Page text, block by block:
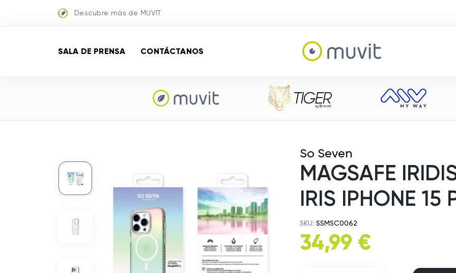
Descubre más de MUVIT
SALA DE PRENSA CONTÁCTANOS
So Seven
MAGSAFE
IRIS IPHONE 15
SKU: SSMSC0062
34,99 €